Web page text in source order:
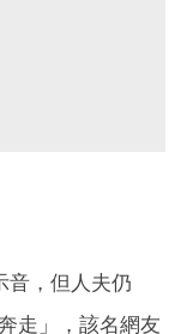
音，但人夫仍
走」，該名網友